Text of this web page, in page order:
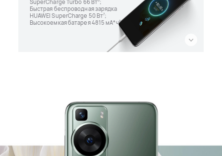
SuperCharge Turbo 66 Вт ;
Быстрая беспроводная зарядка
HUAWEI SuperCharge 50 Вт7;
Высокоемкая батарея4815 мА*ч8